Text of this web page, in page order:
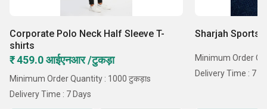
Corporate Polo Neck Half Sleeve T-
shirts
₹ 459.0 आईएनआर /टुकड़ा
Minimum Order Quantity : 1000 टुकड़ाs
Delivery Time : 7 Days
Sharjah Sports
Minimum Order
Delivery Time : 7